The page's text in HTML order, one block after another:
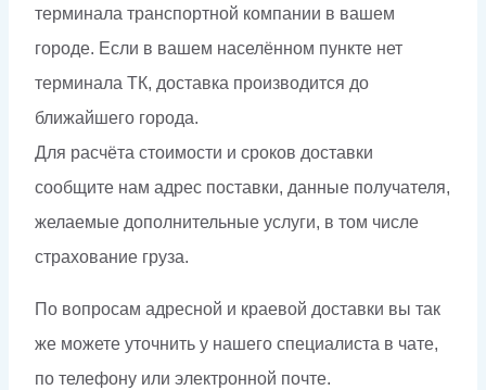
терминала транспортной компании в вашем
городе. Если в вашем населённом пункте нет
терминала ТК, доставка производится до
ближайшего города.
Для расчёта стоимости и сроков доставки
сообщите нам адрес поставки, данные получателя,
желаемые дополнительные услуги, в том числе
страхование груза.
По вопросам адресной и краевой доставки вы так
же можете уточнить у нашего специалиста в чате,
по телефону или электронной почте.